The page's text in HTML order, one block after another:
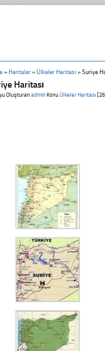
» Haritalar » Ülkeler Haritası »Suriye
Haritası
Oluşturanadmin KonuÜlkeler Haritası